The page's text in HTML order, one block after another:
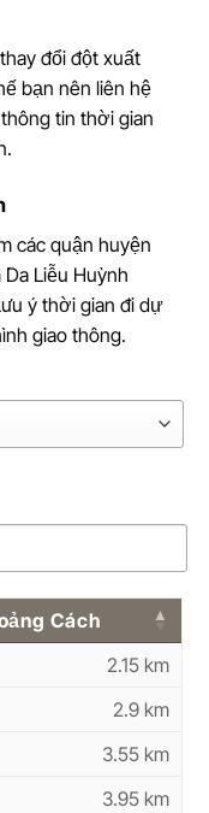
đổi đột xuất
bạn nên liên hệ
tin thời gian
các quận huyện
Liễu Huỳnh
ý thời gian đi dự
giao thông.
Cách
2.15 km
2.9 km
3.55 km
3.95 km